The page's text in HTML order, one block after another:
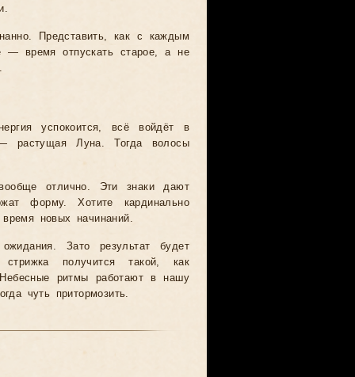
Представить, как с каждым
— время отпускать старое, а не
успокоится, всё войдёт в
растущая Луна. Тогда волосы
отлично. Эти знаки дают
форму. Хотите кардинально
новых начинаний.
Зато результат будет
получится такой, как
ритмы работают в нашу
чуть притормозить.